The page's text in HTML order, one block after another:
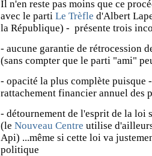
Il n'en reste pas moins que ce
avec le parti Le Trèfle d'Albert
la République) - présente trois
- aucune garantie de rétrocession
(sans compter que le parti "ami"
- opacité la plus complète puisque
rattachement financier annuel des
- détournement de l'esprit de la loi
(le Nouveau Centre utilise
Api) ...même si cette loi va
politique